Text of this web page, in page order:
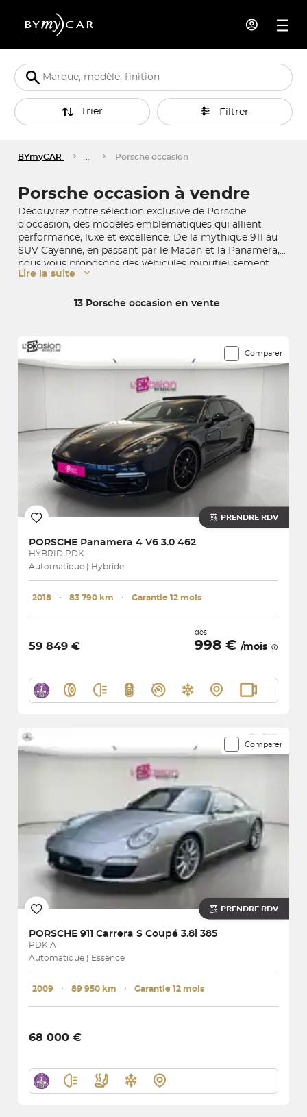
Trier Filtrer
BYmyCAR Porsche occasion
Porsche occasion à vendre
Découvrez notre sélection exclusive de Porsche
d'occasion, des modèles emblématiques qui allient
performance, luxe et excellence. De la mythique 911 au
SUV Cayenne, en passant par le Macan et la Panamera,
nous vous proposons des véhicules minutieusement
contrôlés et garantis. Réalisez votre rêve en acquérant
allemand mondialement reconnu depuis 1948.
Lire la suite
13 Porsche occasion en vente
Comparer
PRENDRE RDV
PORSCHE Panamera 4 V6 3.0 462
HYBRID PDK
Automatique | Hybride
2018 ･ 83 790 km ･ Garantie 12 mois
59 849 €
dès
998 € /mois
Comparer
PRENDRE RDV
PORSCHE 911 Carrera S Coupé 3.8i 385
PDK A
Automatique | Essence
2009 ･ 89 950 km ･ Garantie 12 mois
68 000 €